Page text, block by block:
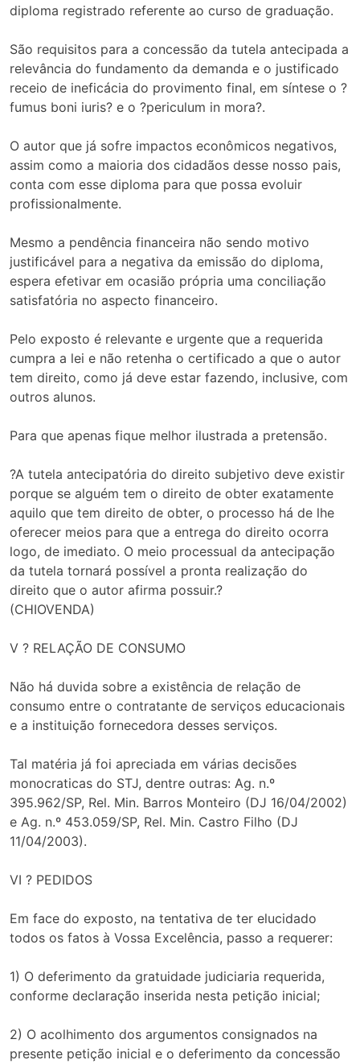
diploma registrado referente ao curso de graduação.
São requisitos para a concessão da tutela antecipada a
relevância do fundamento da demanda e o justificado
receio de ineficácia do provimento final, em síntese o ?
fumus boni iuris? e o ?periculum in mora?.
O autor que já sofre impactos econômicos negativos,
assim como a maioria dos cidadãos desse nosso pais,
conta com esse diploma para que possa evoluir
profissionalmente.
Mesmo a pendência financeira não sendo motivo
justificável para a negativa da emissão do diploma,
espera efetivar em ocasião própria uma conciliação
satisfatória no aspecto financeiro.
Pelo exposto é relevante e urgente que a requerida
cumpra a lei e não retenha o certificado a que o autor
tem direito, como já deve estar fazendo, inclusive, com
outros alunos.
Para que apenas fique melhor ilustrada a pretensão.
?A tutela antecipatória do direito subjetivo deve existir
porque se alguém tem o direito de obter exatamente
aquilo que tem direito de obter, o processo há de lhe
oferecer meios para que a entrega do direito ocorra
logo, de imediato. O meio processual da antecipação
da tutela tornará possível a pronta realização do
direito que o autor afirma possuir.?
(CHIOVENDA)
V ? RELAÇÃO DE CONSUMO
Não há duvida sobre a existência de relação de
consumo entre o contratante de serviços educacionais
e a instituição fornecedora desses serviços.
Tal matéria já foi apreciada em várias decisões
monocraticas do STJ, dentre outras: Ag. n.º
395.962/SP, Rel. Min. Barros Monteiro (DJ 16/04/2002)
e Ag. n.º 453.059/SP, Rel. Min. Castro Filho (DJ
11/04/2003).
VI ? PEDIDOS
Em face do exposto, na tentativa de ter elucidado
todos os fatos à Vossa Excelência, passo a requerer:
1) O deferimento da gratuidade judiciaria requerida,
conforme declaração inserida nesta petição inicial;
2) O acolhimento dos argumentos consignados na
presente petição inicial e o deferimento da concessão